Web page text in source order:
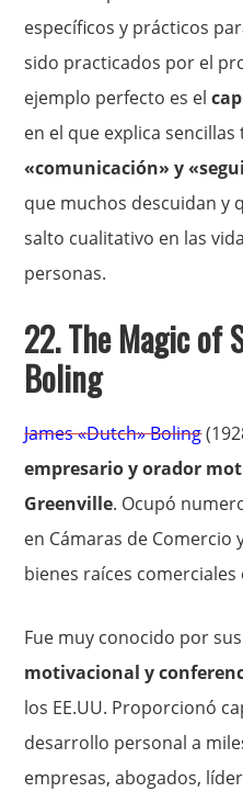
específicos y prácticos
sido practicados por el
ejemplo perfecto es el
en el que explica
«comunicación» y
que muchos descuidan y
salto cualitativo en las
personas.
22.The Magic of
Boling
James «Dutch» Boling
empresario y orador
Greenville. Ocupó
en Cámaras de
bienes raíces comerciales
Fue muy conocido por
motivacional y
los EE.UU. Proporcionó
desarrollo personal a
empresas, abogados,